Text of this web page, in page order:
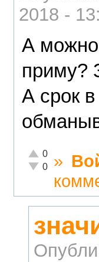
2018 -
А можно
приму?
А срок
Отлично!
0
Неадекватно!
0 »